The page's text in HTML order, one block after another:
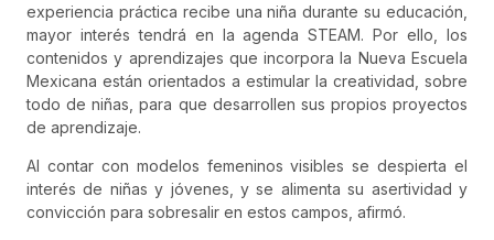
experiencia práctica recibe una niña durante su educación,
mayor interés tendrá en la agenda STEAM. Por ello, los
contenidos y aprendizajes que incorpora la Nueva Escuela
Mexicana están orientados a estimular la creatividad, sobre
todo de niñas, para que desarrollen sus propios proyectos
de aprendizaje.
Al contar con modelos femeninos visibles se despierta el
interés de niñas y jóvenes, y se alimenta su asertividad y
convicción para sobresalir en estos campos, afirmó.